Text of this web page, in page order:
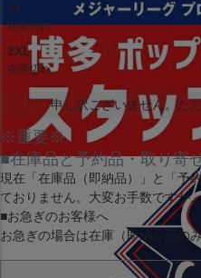
XL
在庫切れ
2XL
在庫切れ
申し訳ございません。た
※重要※
■在庫品と予約品・取り寄
現在 「在庫品（即納品）」 と 「予
ておりません。大変お手数ですが
■お急ぎのお客様へ
お急ぎの場合は在庫（即納）品 の